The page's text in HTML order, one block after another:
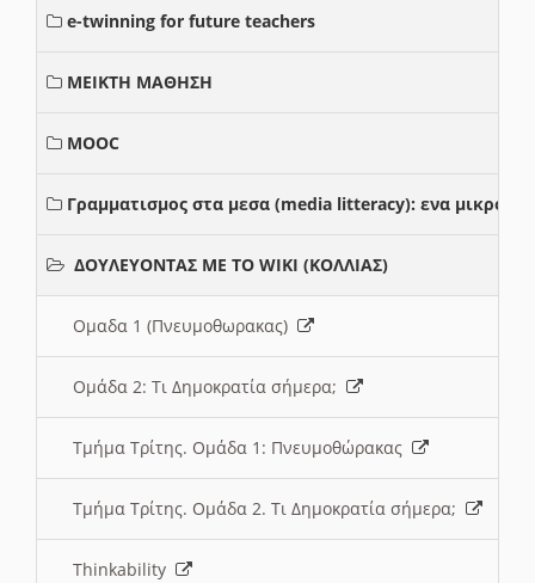
e-twinning for future teachers
ΜΕΙΚΤΗ ΜΑΘΗΣΗ
MOOC
Γραμματισμος στα μεσα (media litteracy): ενα μικρο
ΔΟΥΛΕΥΟΝΤΑΣ ΜΕ ΤΟ WIKI (ΚΟΛΛΙΑΣ)
Ομαδα 1 (Πνευμοθωρακας)
Ομάδα 2: Τι Δημοκρατία σήμερα;
Τμήμα Τρίτης. Ομάδα 1: Πνευμοθώρακας
Τμήμα Τρίτης. Ομάδα 2. Τι Δημοκρατία σήμερα;
Thinkability